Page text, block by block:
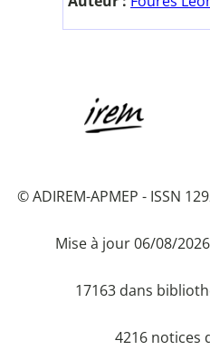
© ADIREM-APMEP - ISSN
Mise à jour 06/08/
17163 dans
4216 notices